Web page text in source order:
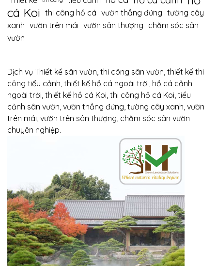
cá Koi thi công hồ cá vườn thẳng đứng tường cây
xanh vườn trên mái vườn sân thượng chăm sóc sân
vườn
Dịch vụ Thiết kế sân vườn, thi công sân vườn, thiết kế thi
công tiểu cảnh, thiết kế hồ cá ngoài trời, hồ cá cảnh
ngoài trời, thiết kế hồ cá Koi, thi công hồ cá Koi, tiểu
cảnh sân vườn, vườn thẳng đứng, tường cây xanh, vườn
trên mái, vườn trên sân thượng, chăm sóc sân vườn
chuyên nghiệp.